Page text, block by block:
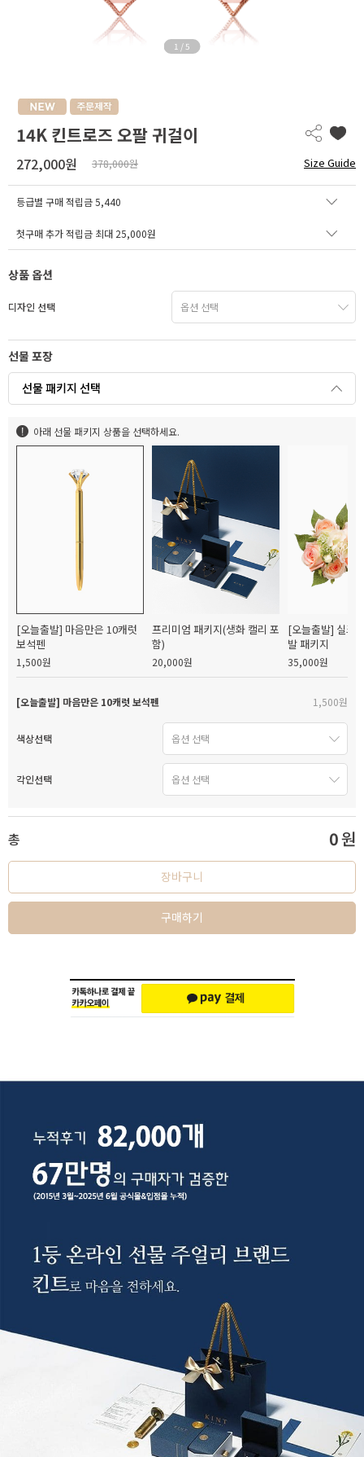
1 / 5
14K 킨트로즈 오팔 귀걸이
272,000원 378,000원 Size Guide
등급별 구매 적립금5,440
첫구매 추가 적립금 최대 25,000원
상품 옵션
디자인 선택
선물 포장
선물 패키지 선택
아래 선물 패키지 상품을 선택하세요.
[오늘출발] 마음만은 10캐럿
보석펜
1,500원
프리미엄 패키지(생화 캘리 포
함)
20,000원
[오늘출발] 실크
발 패키지
35,000원
[오늘출발] 마음만은 10캐럿 보석펜 1,500원
색상선택
각인선택
총 0원
장바구니
구매하기